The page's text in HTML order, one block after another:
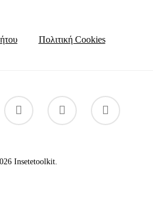
Πολιτική Cookies
Insetetoolkit.